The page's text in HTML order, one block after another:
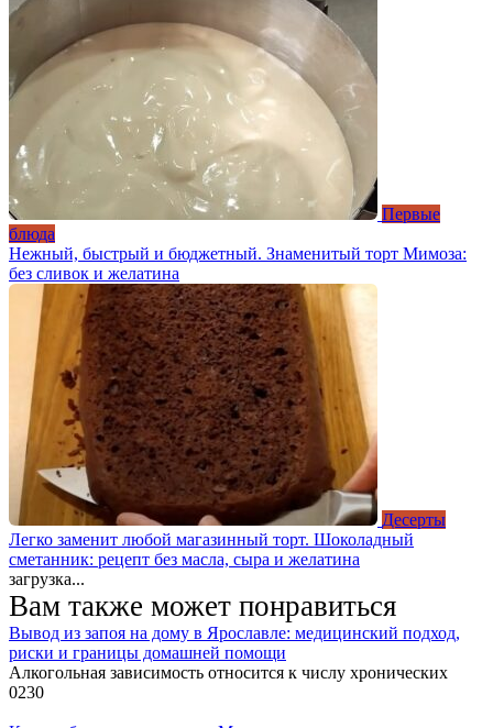
Первые
блюда
Нежный, быстрый и бюджетный. Знаменитый торт Мимоза:
без сливок и желатина
Десерты
Легко заменит любой магазинный торт. Шоколадный
сметанник: рецепт без масла, сыра и желатина
загрузка...
Вам также может понравиться
Вывод из запоя на дому в Ярославле: медицинский подход,
риски и границы домашней помощи
Алкогольная зависимость относится к числу хронических
0230